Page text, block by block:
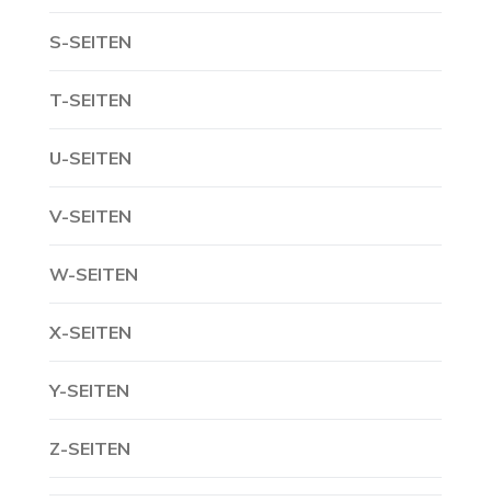
S-SEITEN
T-SEITEN
U-SEITEN
V-SEITEN
W-SEITEN
X-SEITEN
Y-SEITEN
Z-SEITEN